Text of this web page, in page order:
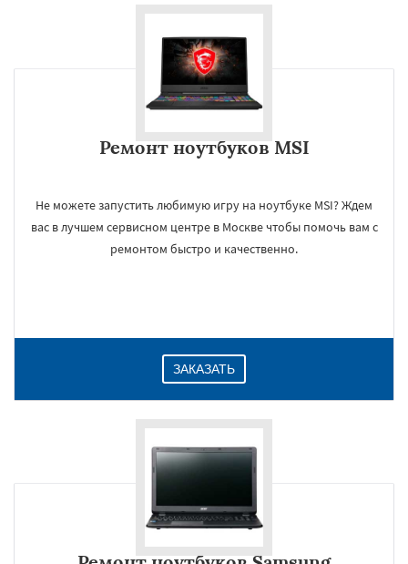
Ремонт ноутбуков MSI
Не можете запустить любимую игру на ноутбуке MSI? Ждем
вас в лучшем сервисном центре в Москве чтобы помочь вам с
ремонтом быстро и качественно.
ЗАКАЗАТЬ